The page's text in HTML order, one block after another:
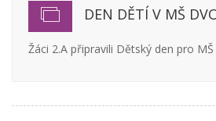
DEN DĚTÍ V MŠ
Žáci 2.A připravili Dětský den pro